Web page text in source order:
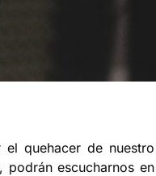
el quehacer de nuestro
podrán escucharnos en